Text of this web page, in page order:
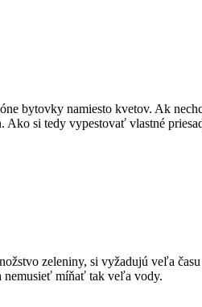
bytovky namiesto kvetov. Ak
Ako si tedy vypestovať vlastné
zeleniny, si vyžadujú veľa
nemusieť míňať tak veľa vody.